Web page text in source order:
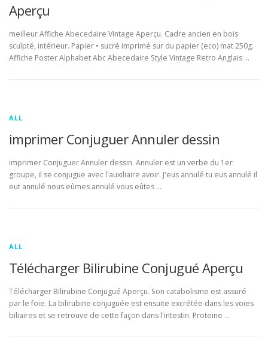
Aperçu
meilleur Affiche Abecedaire Vintage Aperçu. Cadre ancien en bois
sculpté, intérieur. Papier • sucré imprimé sur du papier (eco) mat 250g.
Affiche Poster Alphabet Abc Abecedaire Style Vintage Retro Anglais …
ALL
imprimer Conjuguer Annuler dessin
imprimer Conjuguer Annuler dessin. Annuler est un verbe du 1er
groupe, il se conjugue avec l'auxiliaire avoir. J'eus annulé tu eus annulé il
eut annulé nous eûmes annulé vous eûtes …
ALL
Télécharger Bilirubine Conjugué Aperçu
Télécharger Bilirubine Conjugué Aperçu. Son catabolisme est assuré
par le foie. La bilirubine conjuguée est ensuite excrétée dans les voies
biliaires et se retrouve de cette façon dans l'intestin. Proteine …